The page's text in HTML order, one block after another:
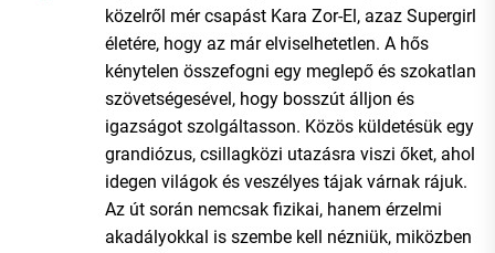
közelről mér csapást Kara Zor-El, azaz Supergirl
életére, hogy az már elviselhetetlen. A hős
kénytelen összefogni egy meglepő és szokatlan
szövetségesével, hogy bosszút álljon és
igazságot szolgáltasson. Közös küldetésük egy
grandiózus, csillagközi utazásra viszi őket, ahol
idegen világok és veszélyes tájak várnak rájuk.
Az út során nemcsak fizikai, hanem érzelmi
akadályokkal is szembe kell nézniük, miközben